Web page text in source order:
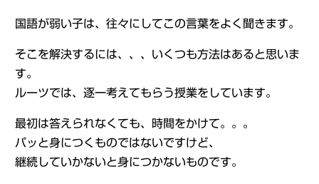
国語が弱い子は、往々にしてこの言葉をよく聞きます。
そこを解決するには、、、いくつも方法はあると思いま
す。
ルーツでは、逐一考えてもらう授業をしています。
最初は答えられなくても、時間をかけて。。。
パッと身につくものではないですけど、
継続していかないと身につかないものです。